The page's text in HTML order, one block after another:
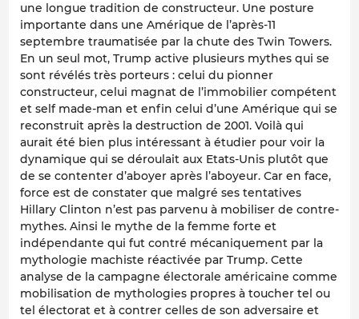
une longue tradition de constructeur. Une posture
importante dans une Amérique de l’après-11
septembre traumatisée par la chute des Twin Towers.
En un seul mot, Trump active plusieurs mythes qui se
sont révélés très porteurs : celui du pionner
constructeur, celui magnat de l’immobilier compétent
et self made-man et enfin celui d’une Amérique qui se
reconstruit après la destruction de 2001. Voilà qui
aurait été bien plus intéressant à étudier pour voir la
dynamique qui se déroulait aux Etats-Unis plutôt que
de se contenter d’aboyer après l’aboyeur. Car en face,
force est de constater que malgré ses tentatives
Hillary Clinton n’est pas parvenu à mobiliser de contre-
mythes. Ainsi le mythe de la femme forte et
indépendante qui fut contré mécaniquement par la
mythologie machiste réactivée par Trump. Cette
analyse de la campagne électorale américaine comme
mobilisation de mythologies propres à toucher tel ou
tel électorat et à contrer celles de son adversaire et